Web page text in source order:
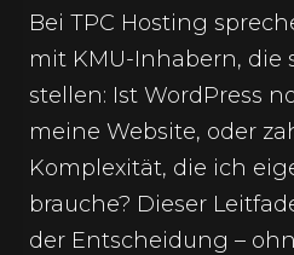
Bei TPC Hosting
mit KMU-Inhabern, die
stellen: Ist WordPress
meine Website, oder
Komplexität, die ich
brauche? Dieser
der Entscheidung –